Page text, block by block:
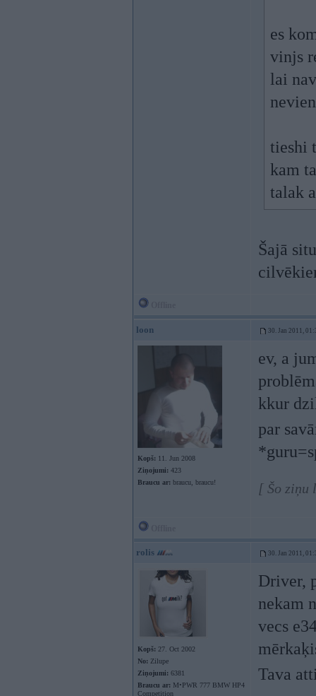
es
vinjs
lai
tieshi
kam
talak
Šajā
loon 30. Jan 2011,
Kopš: 11. Jun 2008
Ziņojumi: 423
Braucu ar: braucu, braucu!
ev, a
kkur
par
[ Šo ziņu
rolis 30. Jan 2011,
Kopš: 27. Oct 2002
No: Zilupe
Ziņojumi: 6381
Braucu ar: M•PWR 777 BMW HP4
Competition
Driver,
nekam
vecs
Tava